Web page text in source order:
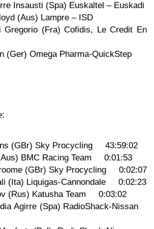
Insausti (Spa) Euskaltel – Euskadi
(Aus) Lampre – ISD
(Fra) Cofidis, Le Credit En
Omega Pharma-QuickStep
(GBr) Sky Procycling 43:59:02
BMC Racing Team 0:01:53
(GBr) Sky Procycling 0:02:07
(Ita) Liquigas-Cannondale 0:02:23
(Rus) Katusha Team 0:03:02
Agirre (Spa) RadioShack-Nissan